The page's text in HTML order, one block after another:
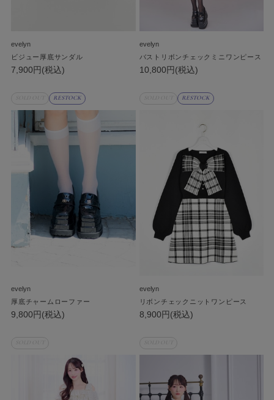
evelyn
ビジュー厚底サンダル
7,900円(税込)
evelyn
バストリボンチェックミニワンピース
10,800円(税込)
RESTOCK
evelyn
厚底チャームローファー
9,800円(税込)
RESTOCK
evelyn
リボンチェックニットワンピース
8,900円(税込)